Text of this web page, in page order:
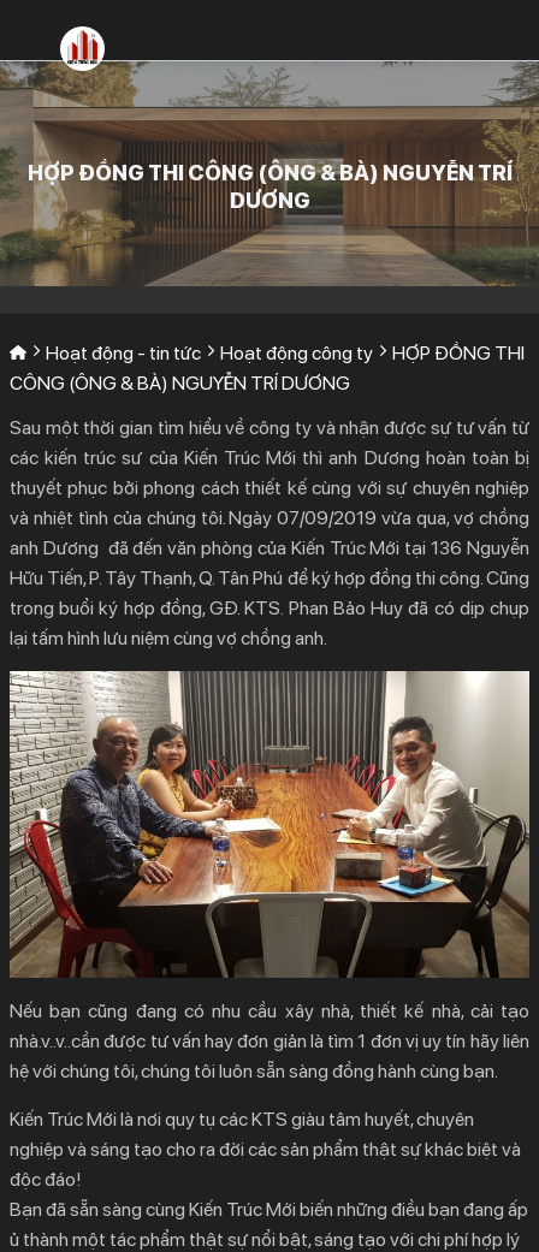
nội
dung
HỢP ĐỒNG THI CÔNG (ÔNG & BÀ) NGUYỄN TRÍ
DƯƠNG
Hoạt động - tin tức Hoạt động công ty
HỢP ĐỒNG THI
CÔNG (ÔNG & BÀ) NGUYỄN TRÍ DƯƠNG
Sau một thời gian tìm hiểu về công ty và nhận được sự tư vấn từ
các kiến trúc sư của Kiến Trúc Mới thì anh Dương hoàn toàn bị
thuyết phục bởi phong cách thiết kế cùng với sự chuyên nghiệp
và nhiệt tình của chúng tôi. Ngày 07/09/2019 vừa qua, vợ chồng
anh Dương đã đến văn phòng của Kiến Trúc Mới tại 136 Nguyễn
Hữu Tiến, P. Tây Thạnh, Q. Tân Phú để ký hợp đồng thi công. Cũng
trong buổi ký hợp đồng, GĐ. KTS. Phan Bảo Huy đã có dịp chụp
lại tấm hình lưu niệm cùng vợ chồng anh.
Nếu bạn cũng đang có nhu cầu xây nhà, thiết kế nhà, cải tạo
nhà.v..v..cần được tư vấn hay đơn giản là tìm 1 đơn vị uy tín hãy liên
hệ với chúng tôi, chúng tôi luôn sẵn sàng đồng hành cùng bạn.
Kiến Trúc Mới là nơi quy tụ các KTS giàu tâm huyết, chuyên
nghiệp và sáng tạo cho ra đời các sản phẩm thật sự khác biệt và
độc đáo!
Bạn đã sẵn sàng cùng Kiến Trúc Mới biến những điều bạn đang ấp
ủ thành một tác phẩm thật sự nổi bật, sáng tạo với chi phí hợp lý